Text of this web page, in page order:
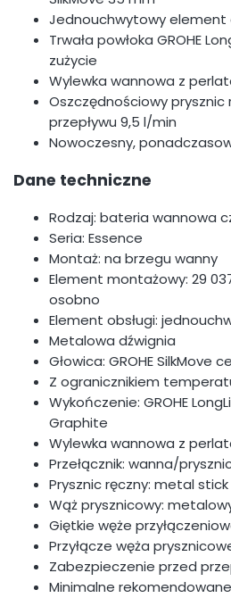
Jednouchwytowy element
Trwała powłoka GROHE
zużycie
Wylewka wannowa z
Oszczędnościowy prysznic
przepływu 9,5 l/min
Nowoczesny,
Dane techniczne
Rodzaj: bateria wannowa
Seria: Essence
Montaż: na brzegu wanny
Element montażowy: 29
osobno
Element obsługi:
Metalowa dźwignia
Głowica: GROHE SilkMove
Z ogranicznikiem
Wykończenie: GROHE
Graphite
Wylewka wannowa z
Przełącznik: wanna/
Prysznic ręczny: metal
Wąż prysznicowy:
Giętkie węże
Przyłącze węża
Zabezpieczenie przed
Minimalne